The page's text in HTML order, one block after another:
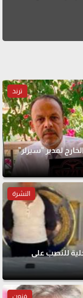
ترند
لمدير "سيزلر"
النشرة
للنصب على
فنون